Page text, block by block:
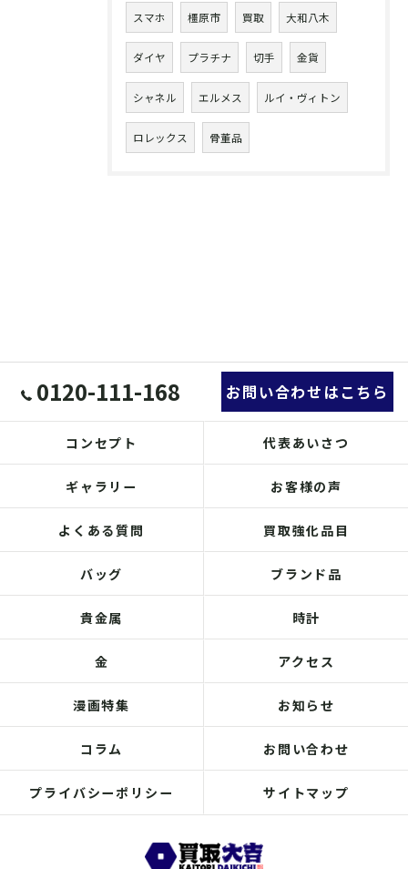
スマホ 橿原市 買取 大和八木
ダイヤ プラチナ 切手 金貨
シャネル エルメス ルイ・ヴィトン
ロレックス 骨董品
0120-111-168 お問い合わせはこちら
コンセプト 代表あいさつ
ギャラリー お客様の声
よくある質問 買取強化品目
バッグ ブランド品
貴金属 時計
金 アクセス
漫画特集 お知らせ
コラム お問い合わせ
プライバシーポリシー サイトマップ